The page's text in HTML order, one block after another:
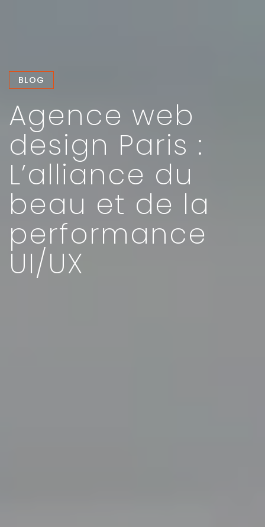
BLOG
Agence web
design Paris :
L’alliance du
beau et de la
performance
UI/UX